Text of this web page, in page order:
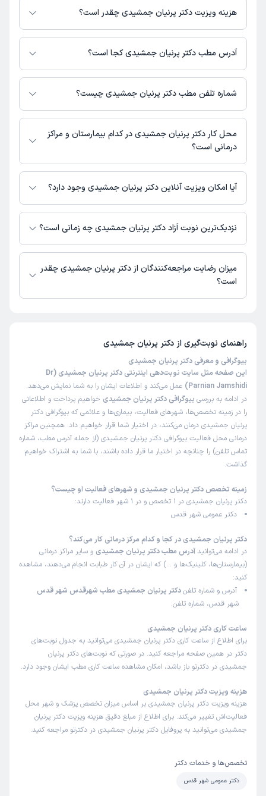
فعالیت می‌کنند.
هزینه ویزیت دکتر پرنیان جمشیدی چقدر است؟
برای اطلاع از هزینه ویزیت دکتر پرنیان جمشیدی، لازم است با مطب تماس
بگیرید.آدرس مطب دکتر پرنیان جمشیدی کجا است؟
دکتر پرنیان جمشیدی 1 مطب فعال دارند. آدرس مطب‌های دکتر پرنیان جمشیدی
به شرح زیر است.
شماره تلفن مطب دکتر پرنیان جمشیدی چیست؟
مطب شهرقدس : شماره تماس مطب دکتر پرنیان جمشیدی در حال حاضر در
این صفحه ثبت نشده است.
محل کار دکتر پرنیان جمشیدی در کدام بیمارستان و مراکز
درمانی است؟
اطلاعاتی درباره محل فعالیت دکتر پرنیان جمشیدی در مراکز درمانی در دسترس
نیست.
آیا امکان ویزیت آنلاین دکتر پرنیان جمشیدی وجود دارد؟
در حال حاضر اطلاعاتی درباره ارائه ویزیت آنلاین توسط دکتر پرنیان جمشیدی در
دسترس نیست. برای دریافت اطلاعات دقیق‌تر، لطفاً با مطب تماس بگیرید.
نزدیک‌ترین نوبت آزاد دکتر پرنیان جمشیدی چه زمانی است؟
زمان نوبت‌دهی و پذیرش بیماران با هماهنگی مطب مشخص می‌شود.
میزان رضایت مراجعه‌کنندگان از دکتر پرنیان جمشیدی چقدر
است؟
راهنمای نوبت‌گیری از دکتر پرنیان جمشیدی
بیوگرافی و معرفی دکتر پرنیان جمشیدی
این صفحه مثل سایت نوبت‌دهی اینترنتی دکتر پرنیان جمشیدی (Dr
Parnian Jamshidi)
عمل می‌کند و اطلاعات ایشان را به شما نمایش می‌دهد.
در ادامه به بررسی بیوگرافی دکتر پرنیان جمشیدی خواهیم پرداخت و اطلاعاتی
را در زمینه تخصص‌ها، شهرهای فعالیت، بیماری‌ها و علائمی که بیوگرافی دکتر
پرنیان جمشیدی درمان می‌کنند، در اختیار شما قرار خواهیم داد. همچنین مراکز
درمانی محل فعالیت بیوگرافی دکتر پرنیان جمشیدی (از جمله آدرس مطب، شماره
تماس تلفن) را چنانچه در اختیار ما قرار داده باشند، با شما به اشتراک خواهیم
گذاشت.
زمینه تخصص دکتر پرنیان جمشیدی و شهرهای فعالیت او چیست؟
دکتر پرنیان جمشیدی در 1 تخصص و در 1 شهر فعالیت دارند:
دکتر عمومی شهر قدس
دکتر پرنیان جمشیدی در کجا و کدام مرکز درمانی کار می‌کند؟
در ادامه می‌توانید آدرس مطب دکتر پرنیان جمشیدی و سایر مراکز درمانی
(بیمارستان‌ها، کلینیک‌ها و …) که ایشان در آن کار طبابت انجام می‌دهند، مشاهده
کنید:
آدرس و شماره تلفندکتر پرنیان جمشیدی مطب شهرقدس شهر قدس
شهر قدس، شماره تلفن:
ساعت کاری دکتر پرنیان جمشیدی
برای اطلاع از ساعت کاری دکتر پرنیان جمشیدی می‌توانید به جدول نوبت‌های
دکتر در همین صفحه مراجعه کنید. در صورتی که نوبت‌های دکتر پرنیان
جمشیدی در دکترتو باز باشد، امکان مشاهده ساعت کاری مطب ایشان وجود دارد.
هزینه ویزیت دکتر پرنیان جمشیدی
هزینه ویزیت دکتر پرنیان جمشیدی بر اساس میزان تخصص پزشک و شهر محل
فعالیت‌اش تغییر می‌کند. برای اطلاع از مبلغ دقیق هزینه ویزیت دکتر پرنیان
جمشیدی می‌توانید به پروفایل دکتر پرنیان جمشیدی در دکترتو مراجعه کنید.
تخصص‌ها و خدمات دکتر
دکتر عمومی شهر قدس